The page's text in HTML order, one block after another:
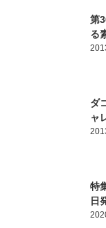
第
る
ダ
ャ
特
日